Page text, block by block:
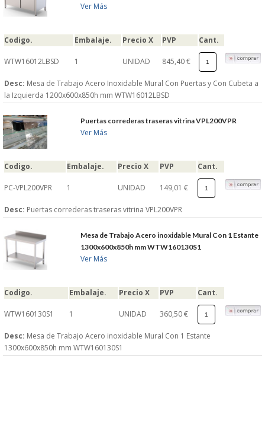
Ver Más
Codigo. Embalaje. Precio X PVP Cant.
WTW16012LBSD 1 UNIDAD 845,40 €
Desc: Mesa de Trabajo Acero Inoxidable Mural Con Puertas y Con Cubeta a
la Izquierda 1200x600x850h mm WTW16012LBSD
Puertas correderas traseras vitrina VPL200VPR
Ver Más
Codigo. Embalaje. Precio X PVP Cant.
PC-VPL200VPR 1 UNIDAD 149,01 €
Desc: Puertas correderas traseras vitrina VPL200VPR
Mesa de Trabajo Acero inoxidable Mural Con 1 Estante
1300x600x850h mm WTW160130S1
Ver Más
Codigo. Embalaje. Precio X PVP Cant.
WTW160130S1 1 UNIDAD 360,50 €
Desc: Mesa de Trabajo Acero inoxidable Mural Con 1 Estante
1300x600x850h mm WTW160130S1